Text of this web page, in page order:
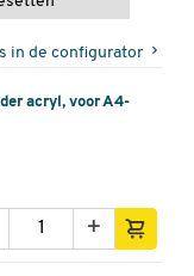
in de configurator
acryl, voor A4-
+